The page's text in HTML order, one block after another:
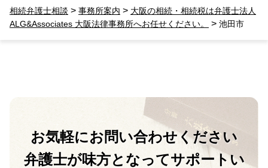
相続弁護士相談 > 事務所案内 > 大阪の相続・相続税は弁護士法人
ALG&Associates 大阪法律事務所へお任せください。
> 池田市
お気軽にお問い合わせください
弁護士が味方となってサポートい